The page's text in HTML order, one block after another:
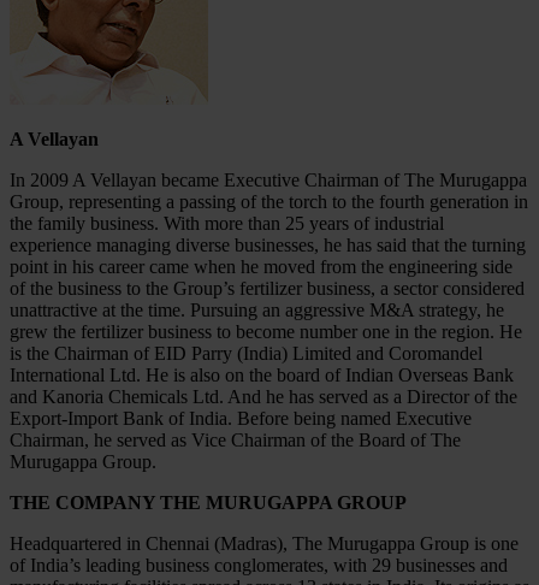
A Vellayan
In 2009 A Vellayan became Executive Chairman of The Murugappa
Group, representing a passing of the torch to the fourth generation in
the family business. With more than 25 years of industrial
experience managing diverse businesses, he has said that the turning
point in his career came when he moved from the engineering side
of the business to the Group’s fertilizer business, a sector considered
unattractive at the time. Pursuing an aggressive M&A strategy, he
grew the fertilizer business to become number one in the region. He
is the Chairman of EID Parry (India) Limited and Coromandel
International Ltd. He is also on the board of Indian Overseas Bank
and Kanoria Chemicals Ltd. And he has served as a Director of the
Export-Import Bank of India. Before being named Executive
Chairman, he served as Vice Chairman of the Board of The
Murugappa Group.
THE COMPANY THE MURUGAPPA GROUP
Headquartered in Chennai (Madras), The Murugappa Group is one
of India’s leading business conglomerates, with 29 businesses and